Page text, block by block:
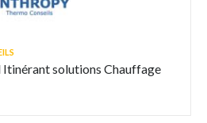
solutions Chauffage